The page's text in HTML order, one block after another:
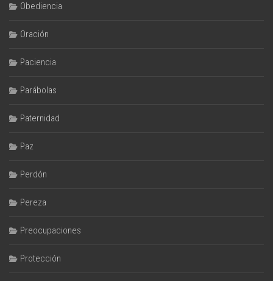
Obediencia
Oración
Paciencia
Parábolas
Paternidad
Paz
Perdón
Pereza
Preocupaciones
Protección